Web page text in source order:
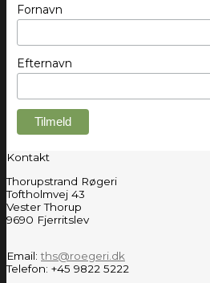
Fornavn
Efternavn
Kontakt
Thorupstrand Røgeri
Toftholmvej 43
Vester Thorup
9690 Fjerritslev
Email:ths@roegeri.dk
Telefon: +45 9822 5222